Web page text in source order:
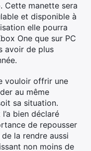
Cette manette sera
et disponible à
elle pourra
One que sur PC
avoir de plus
vouloir offrir une
au même
sa situation.
bien déclaré
de repousser
la rendre aussi
non moins de